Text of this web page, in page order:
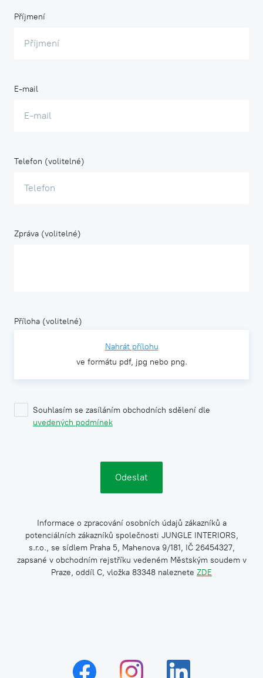
Příjmení
E-mail
Telefon (volitelné)
Zpráva (volitelné)
Příloha (volitelné)
Nahrát přílohu
ve formátu pdf, jpg nebo png.
Souhlasím se zasíláním obchodních sdělení dle
uvedených podmínek
Informace o zpracování osobních údajů zákazníků a
potenciálních zákazníků společnosti JUNGLE INTERIORS,
s.r.o., se sídlem Praha 5, Mahenova 9/181, IČ 26454327,
zapsané v obchodním rejstříku vedeném Městským soudem v
Praze, oddíl C, vložka 83348 naleznete ZDE